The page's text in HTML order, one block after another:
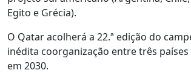
Egito e Grécia).
O Qatar acolherá a 22.ª edição do
inédita coorganização entre três
em 2030.